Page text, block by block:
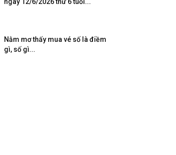
Nằm mơ thấy mua vé số là điềm
gì, số gì...